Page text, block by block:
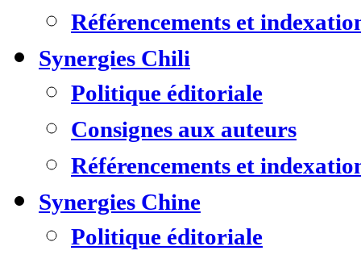
Référencements et
Synergies Chili
Politique éditoriale
Consignes aux auteurs
Référencements et
Synergies Chine
Politique éditoriale